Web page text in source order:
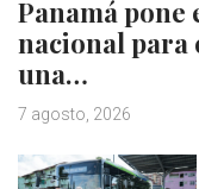
Panamá
nacional para
una…
7 agosto, 2026